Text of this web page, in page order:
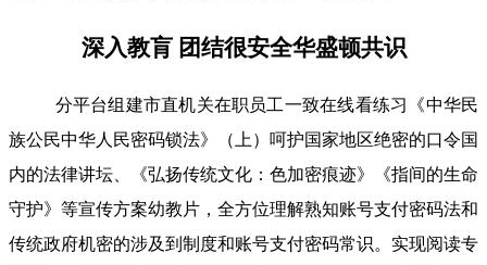
深入教肓 团结很安全华盛顿共识
分平台组建市直机关在职员工一致在线看练习《中华民
族公民中华人民密码锁法》（上）呵护国家地区绝密的口令国
内的法律讲坛、《弘扬传统文化：色加密痕迹》《指间的生命
守护》等宣传方案幼教片，全方位理解熟知账号支付密码法和
传统政府机密的涉及到制度和账号支付密码常识。实现阅读专